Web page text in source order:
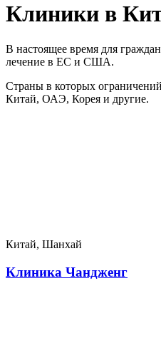
Клиники в
В настоящее время для
лечение в ЕС и США.
Страны в которых
Китай, ОАЭ, Корея и другие.
Китай, Шанхай
Клиника Чандженг